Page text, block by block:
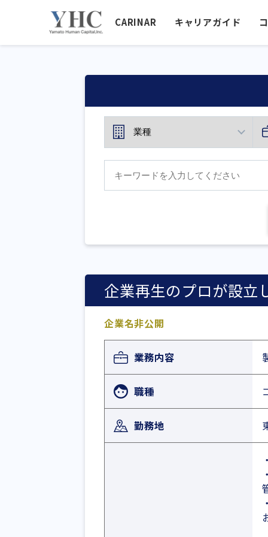
CARINAR キャリアガイド
企業再生のプロが設立
企業名非公開
業務内容
職種
勤務地